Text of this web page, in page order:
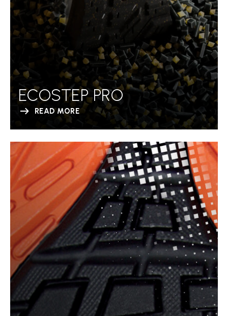
ECOSTEP PRO
READ MORE